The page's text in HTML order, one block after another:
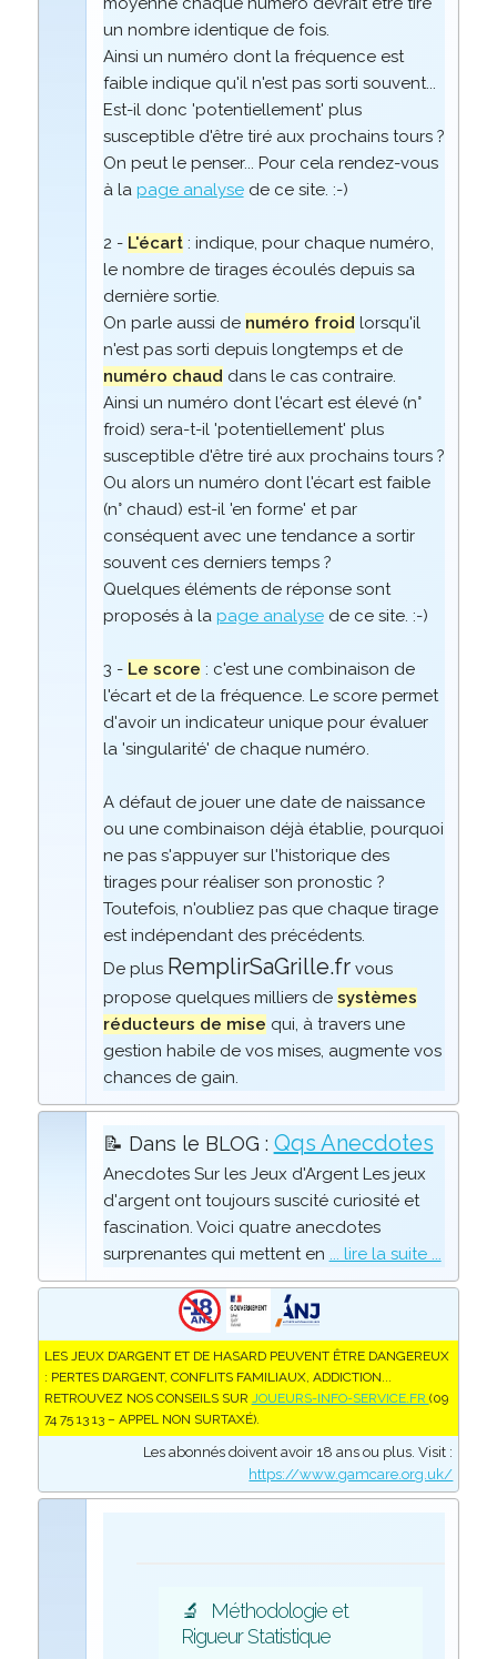
un nombre identique de fois.
Ainsi un numéro dont la fréquence est
faible indique qu'il n'est pas sorti souvent...
Est-il donc 'potentiellement' plus
susceptible d'être tiré aux prochains tours ?
On peut le penser... Pour cela rendez-vous
à la page analysede ce site. :-)
2 - L'écart: indique, pour chaque numéro,
le nombre de tirages écoulés depuis sa
dernière sortie.
On parle aussi de numéro froid lorsqu'il
n'est pas sorti depuis longtemps et de
numéro chaud dans le cas contraire.
Ainsi un numéro dont l'écart est élevé (n°
froid) sera-t-il 'potentiellement' plus
susceptible d'être tiré aux prochains tours ?
Ou alors un numéro dont l'écart est faible
(n° chaud) est-il 'en forme' et par
conséquent avec une tendance a sortir
souvent ces derniers temps ?
Quelques éléments de réponse sont
proposés à la page analysede ce site. :-)
3 - Le score : c'est une combinaison de
l'écart et de la fréquence. Le score permet
d'avoir un indicateur unique pour évaluer
la 'singularité' de chaque numéro.
A défaut de jouer une date de naissance
ou une combinaison déjà établie, pourquoi
ne pas s'appuyer sur l'historique des
tirages pour réaliser son pronostic ?
Toutefois, n'oubliez pas que chaque tirage
est indépendant des précédents.
De plus RemplirSaGrille.frvous
propose quelques milliers de systèmes
réducteurs de mise qui, à travers une
gestion habile de vos mises, augmente vos
chances de gain.
📝 Dans le BLOG : Qqs Anecdotes
Anecdotes Sur les Jeux d'Argent Les jeux
d'argent ont toujours suscité curiosité et
fascination. Voici quatre anecdotes
surprenantes qui mettent en ... lire la suite ...
LES JEUX D’ARGENT ET DE HASARD PEUVENT ÊTRE DANGEREUX
: PERTES D’ARGENT, CONFLITS FAMILIAUX, ADDICTION...
RETROUVEZ NOS CONSEILS SUR JOUEURS-INFO-SERVICE.FR (09
74 75 13 13 – APPEL NON SURTAXÉ).
Les abonnés doivent avoir 18 ans ou plus. Visit :
https://www.gamcare.org.uk/
🔬
Méthodologie et
Rigueur Statistique